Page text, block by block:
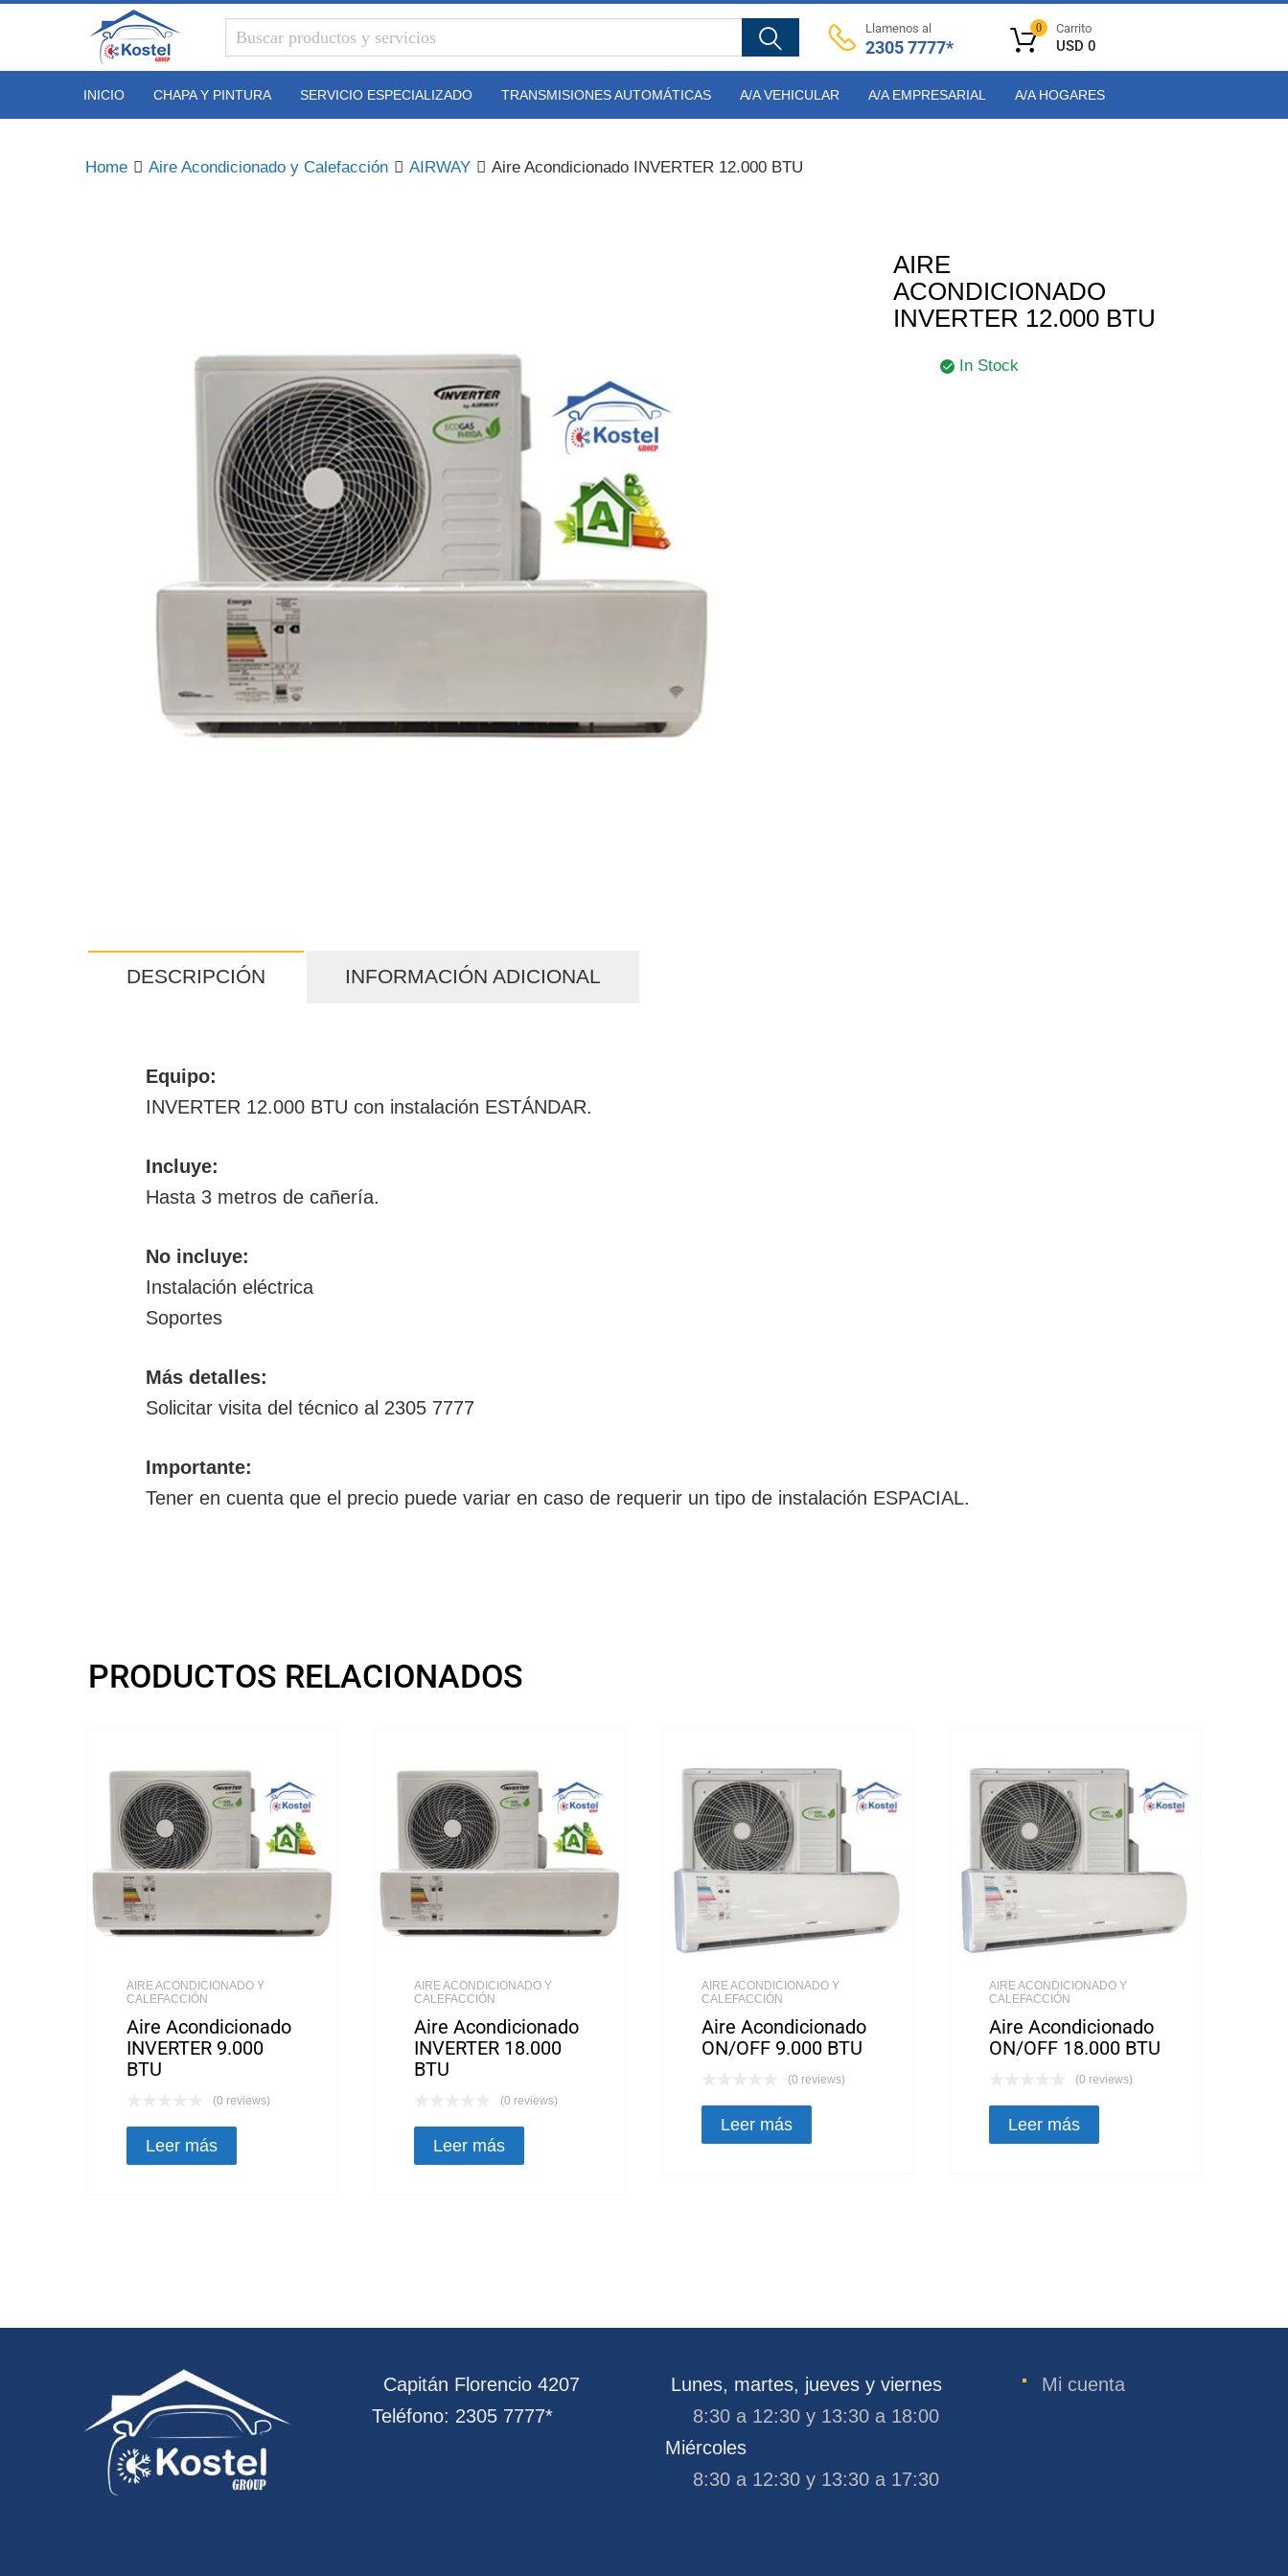
Llamenos al
2305 7777*
Carrito
USD 0
0
INICIO CHAPA Y PINTURA SERVICIO ESPECIALIZADO TRANSMISIONES AUTOMÁTICAS A/A VEHICULAR A/A EMPRESARIAL A/A HOGARES
Home Aire Acondicionado y Calefacción AIRWAY Aire Acondicionado INVERTER 12.000 BTU
AIRE
ACONDICIONADO
INVERTER 12.000 BTU
In Stock
DESCRIPCIÓN INFORMACIÓN ADICIONAL
Equipo:
INVERTER 12.000 BTU con instalación ESTÁNDAR.
Incluye:
Hasta 3 metros de cañería.
No incluye:
Instalación eléctrica
Soportes
Más detalles:
Solicitar visita del técnico al 2305 7777
Importante:
Tener en cuenta que el precio puede variar en caso de requerir un tipo de instalación ESPACIAL.
PRODUCTOS RELACIONADOS
AIRE ACONDICIONADO Y
CALEFACCIÓN
Aire Acondicionado
INVERTER 9.000
BTU
(0 reviews)
Leer más
AIRE ACONDICIONADO Y
CALEFACCIÓN
Aire Acondicionado
INVERTER 18.000
BTU
(0 reviews)
Leer más
AIRE ACONDICIONADO Y
CALEFACCIÓN
Aire Acondicionado
ON/OFF 9.000 BTU
(0 reviews)
Leer más
AIRE ACONDICIONADO Y
CALEFACCIÓN
Aire Acondicionado
ON/OFF 18.000 BTU
(0 reviews)
Leer más
Capitán Florencio 4207
Teléfono: 2305 7777*
Lunes, martes, jueves y viernes
8:30 a 12:30 y 13:30 a 18:00
Miércoles
8:30 a 12:30 y 13:30 a 17:30
Mi cuenta